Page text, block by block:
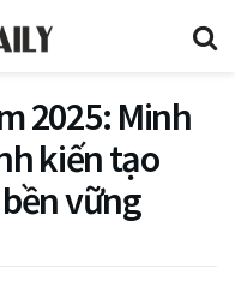
2025: Minh
kiến tạo
vững